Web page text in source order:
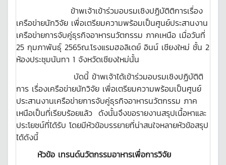
ข้าพเจ้าเข้าร่วมอบรมเชิงปฏิบัติติการเรื่อง
เครือข่ายนักวิจัย เพื่อเตรียมความพร้อมเป็นศูนย์ประสานงาน
เครือข่ายการจับคู่ธุรกิจอาหารนวัตกรรม ภาคเหนือ เมื่อวันที่
25 กุมภาพันธุ์ 2565ณ.โรงแรมฮอลิเดย์ อินน์ เชียงใหม่ ชั้น 2
ห้องประชุมนันทา 1 จังหวัดเชียงใหม่นั้น
บัดนี้ ข้าพเจ้าได้เข้าร่วมอบรมเชิงปฏิบัติติ
การ เรื่องเครือข่ายนักวิจัย เพื่อเตรียมความพร้อมเป็นศูนย์
ประสานงานเครือข่ายการจับคู่ธุรกิจอาหารนวัตกรรม ภาค
เหนือเป็นที่เรียบร้อยแล้ว ดังนั้นจึงขอรายงานสรุปเนื้อหาและ
ประโยชน์ที่ได้รับ โดยมีหัวข้อบรรยายที่น่าสนใจหลายหัวข้อสรุป
ได้ดังนี้
หัวข้อ เทรนด์นวัตกรรมอาหารเพื่อการวิจัย